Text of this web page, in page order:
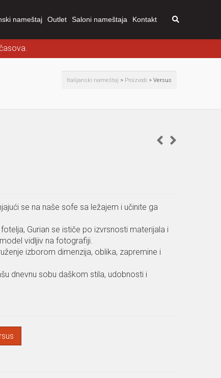
nameštaj Outlet Saloni nameštaja Kontakt
Italijanski nameštaj > Proizvodi > Versus
se na naše sofe sa ležajem i učinite ga
Gurian se ističe po izvrsnosti materijala i
vidljiv na fotografiji.
izborom dimenzija, oblika, zapremine i
dnevnu sobu daškom stila, udobnosti i